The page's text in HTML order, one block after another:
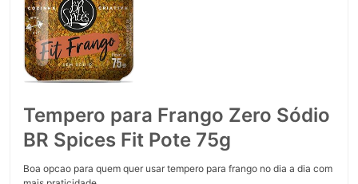
Vidro 70G
Boa opcao para quem quer usar tempero no dia a dia com mais
praticidade.
R$ 18,79
Ver na Amazon
← →